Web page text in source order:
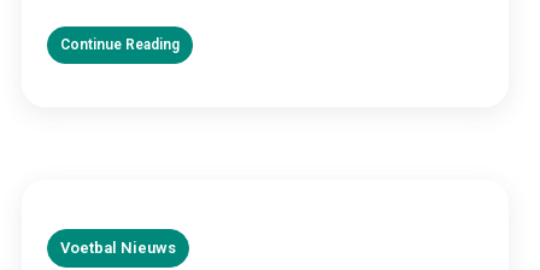
Continue Reading
Voetbal Nieuws